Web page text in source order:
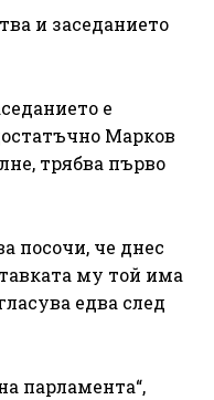
и заседанието
е
Марков
трябва първо
посочи, че днес
му той има
едва след
парламента“,